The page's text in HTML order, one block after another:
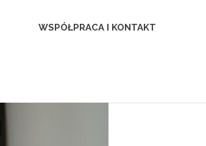
WSPÓŁPRACA I KONTAKT